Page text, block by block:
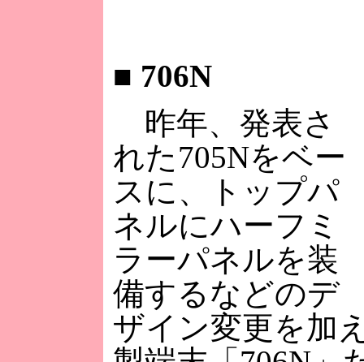
■ 706N
昨年、発表さ
れた705Nをベー
スに、トップパ
ネルにハーフミ
ラーパネルを装
備するなどのデ
ザイン変更を加